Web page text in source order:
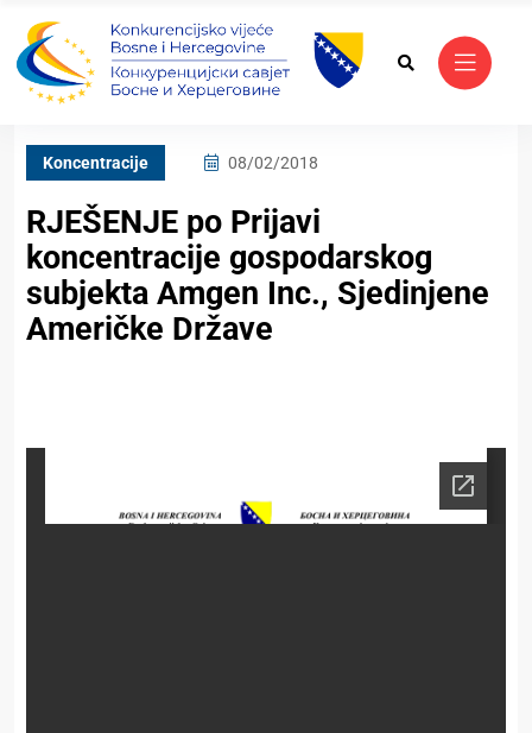
Koncentracije 08/02/2018
RJEŠENJE po Prijavi
koncentracije gospodarskog
subjekta Amgen Inc., Sjedinjene
Američke Države